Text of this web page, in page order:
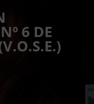
6 DE